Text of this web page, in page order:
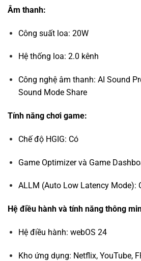
Âm thanh:
Công suất loa: 20W
Hệ thống loa: 2.0 kênh
Công nghệ âm thanh: AI Sound
Sound Mode Share
Tính năng chơi game:
Chế độ HGIG: Có
Game Optimizer và Game
ALLM (Auto Low Latency Mode):
Hệ điều hành và tính năng thông
Hệ điều hành: webOS 24
Kho ứng dụng: Netflix, YouTube,